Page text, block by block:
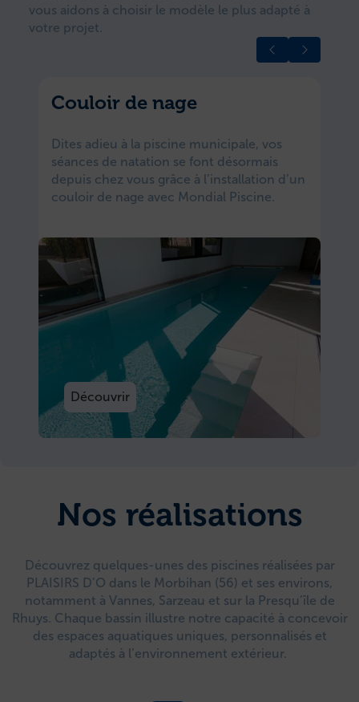
vous aidons à choisir le modèle le plus adapté à
votre projet.
Couloir de nage
Dites adieu à la piscine municipale, vos
séances de natation se font désormais
depuis chez vous grâce à l’installation d’un
couloir de nage avec Mondial Piscine.
Découvrir
Nos réalisations
Découvrez quelques-unes des piscines réalisées par
PLAISIRS D’O dans le Morbihan (56) et ses environs,
notamment à Vannes, Sarzeau et sur la Presqu’île de
Rhuys. Chaque bassin illustre notre capacité à concevoir
des espaces aquatiques uniques, personnalisés et
adaptés à l’environnement extérieur.